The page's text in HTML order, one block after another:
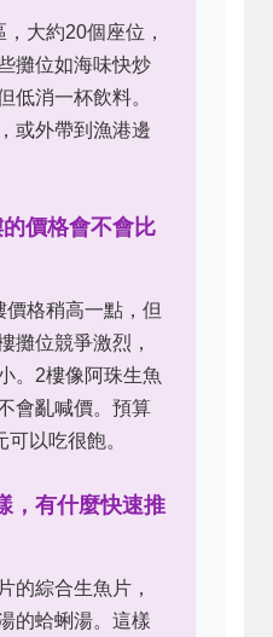
大約20個座位，
攤位如海味快炒
低消一杯飲料。
或外帶到漁港邊
價格會不會比
格稍高一點，但
攤位競爭激烈，
。2樓像阿珠生魚
會亂喊價。預算
以吃很飽。
，有什麼快速推
的綜合生魚片，
的蛤蜊湯。這樣